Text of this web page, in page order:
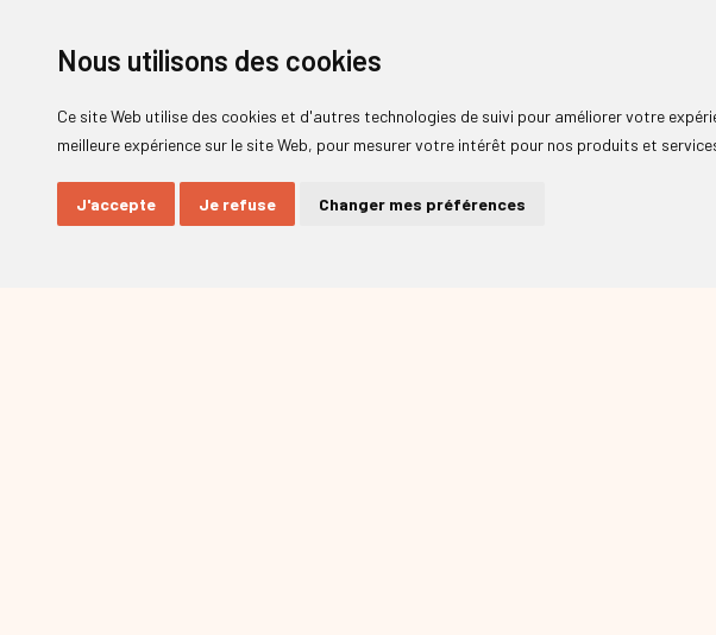
Nous utilisons des cookies
Ce site Web utilise des cookies et d'autres technologies de suivi pour améliorer votre
meilleure expérience sur le site Web, pour mesurer votre intérêt pour nos produits et
J'accepte Je refuse Changer mes préférences